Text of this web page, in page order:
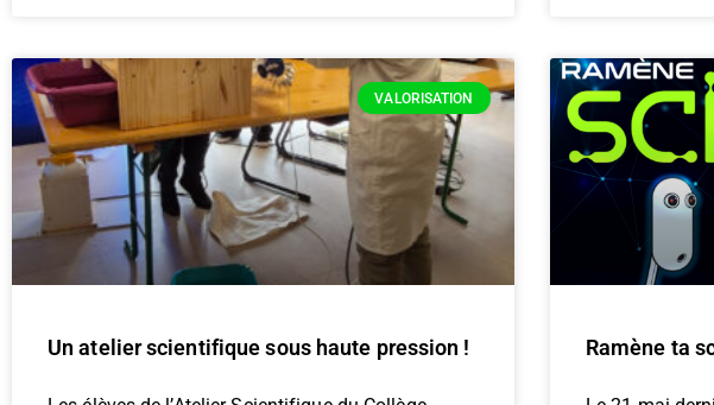
VALORISATION
Un atelier scientifique sous haute pression ! Ramène ta